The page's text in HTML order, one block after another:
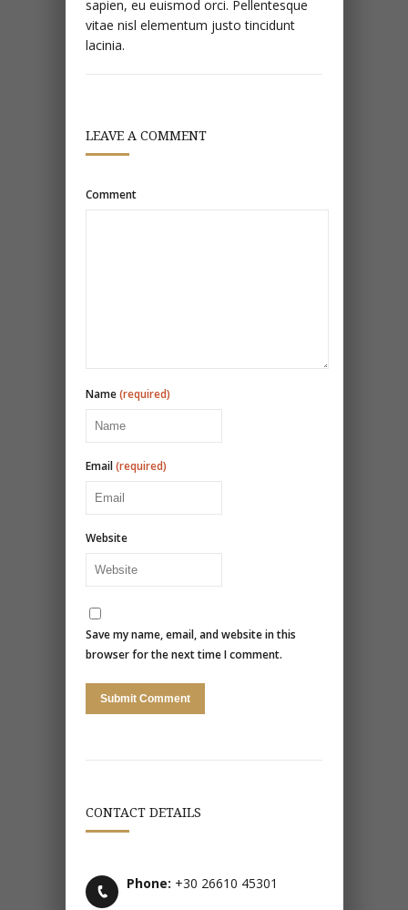
sapien, eu euismod orci. Pellentesque
vitae nisl elementum justo tincidunt
lacinia.
LEAVE A COMMENT
Comment
Name(required)
Email(required)
Website
Save my name, email, and website in this
browser for the next time I comment.
CONTACT DETAILS
Phone: +30 26610 45301